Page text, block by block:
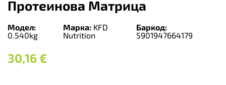
Протеинова Матрица
Модел:
0.540kg
Марка: KFD
Nutrition
Баркод:
5901947664179
30,16 €